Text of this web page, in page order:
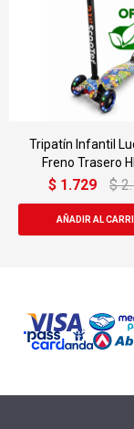
Tripatin Infantil 3
Led Con Altura
310
$ 1.939 $